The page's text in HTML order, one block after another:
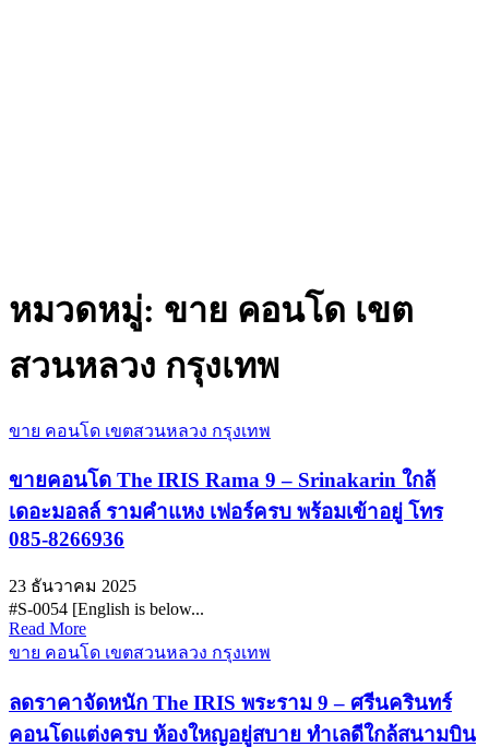
หมวดหมู่: ขาย คอนโด เขต
สวนหลวง กรุงเทพ
ขาย คอนโด เขตสวนหลวง กรุงเทพ
ขายคอนโด The IRIS Rama 9 – Srinakarin ใกล้
เดอะมอลล์ รามคำแหง เฟอร์ครบ พร้อมเข้าอยู่ โทร
085-8266936
23 ธันวาคม 2025
#S-0054 [English is below...
Read More
ขาย คอนโด เขตสวนหลวง กรุงเทพ
ลดราคาจัดหนัก The IRIS พระราม 9 – ศรีนครินทร์
คอนโดแต่งครบ ห้องใหญอยู่สบาย ทำเลดีใกล้สนามบิน